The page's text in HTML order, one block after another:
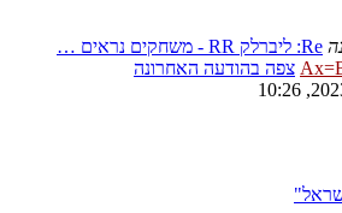
Re: ליברלק RR - משחקים נראים …
צפה בהודעה האחרונה